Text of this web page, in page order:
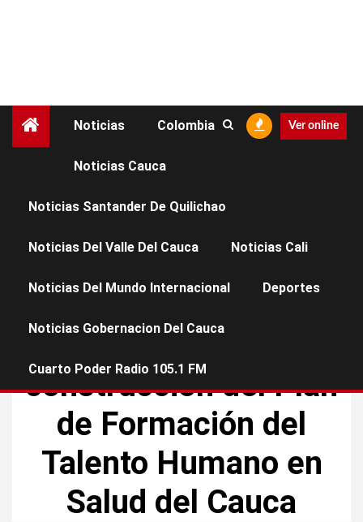
Noticias Colombia
Noticias Cauca
Noticias Santander De Quilichao
Noticias Del Valle Del Cauca Noticias Cali
Noticias Del Mundo Internacional Deportes
Noticias Gobernacion Del Cauca
Cuarto Poder Radio 105.1 FM
Ver online
Primera Mesa de
construcción del Plan
de Formación del
Talento Humano en
Salud del Cauca